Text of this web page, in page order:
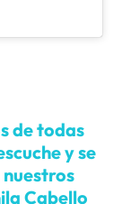
de todas
y se
Cabello